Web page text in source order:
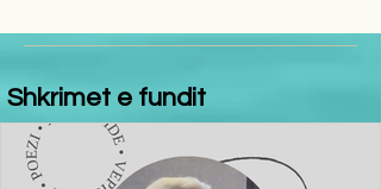
Shkrimet e fundit